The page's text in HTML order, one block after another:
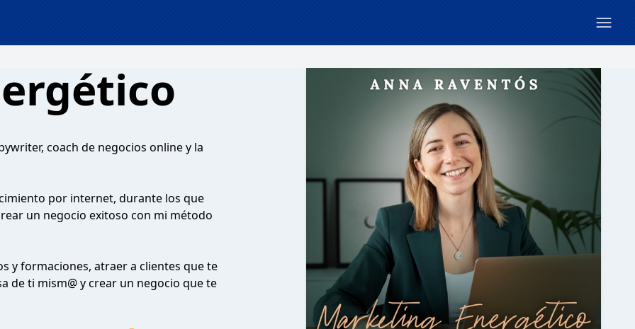
coach de negocios online y la
por internet, durante los que
un negocio exitoso con mi método
y formaciones, atraer a clientes que te
de ti mism@ y crear un negocio que te